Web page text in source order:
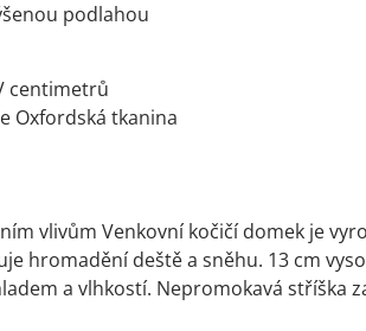
podlahou
centimetrů
Oxfordská tkanina
vlivům Venkovní kočičí domek je
hromadění deště a sněhu. 13 cm
a vlhkostí. Nepromokavá stříška